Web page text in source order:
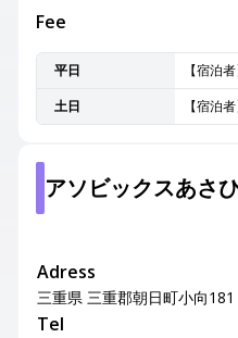
Fee
平日
【宿泊
土日
【宿泊
アソビックスあさ
Adress
三重県 三重郡朝日町小向181
Tel